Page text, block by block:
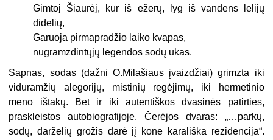
Gimtoj Šiaurėj, kur iš ežerų, lyg iš vandens lelijų
didelių,
Garuoja pirmapradžio laiko kvapas,
nugramzdintųjų legendos sodų ūkas.
Sapnas, sodas (dažni O.Milašiaus įvaizdžiai) grimzta iki
viduramžių alegori­jų, mistinių regėjimų, iki hermetinio
meno ištakų. Bet ir iki autentiškos dvasinės patirties,
praskleistos autobiografijoje. Čerėjos dvaras: „…parkų,
sodų, darželių grožis darė jį kone karališka rezidencija“.